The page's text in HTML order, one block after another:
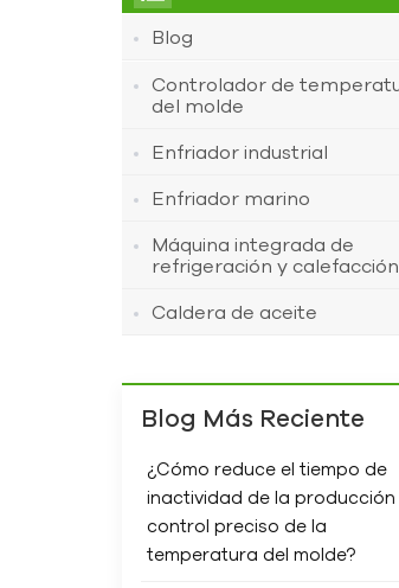
Blog
Controlador de
del molde
Enfriador industrial
Enfriador marino
Máquina integrada de
refrigeración y calefacción
Caldera de aceite
Blog Más Reciente
¿Cómo reduce el tiempo de
inactividad de la producción
control preciso de la
temperatura del molde?